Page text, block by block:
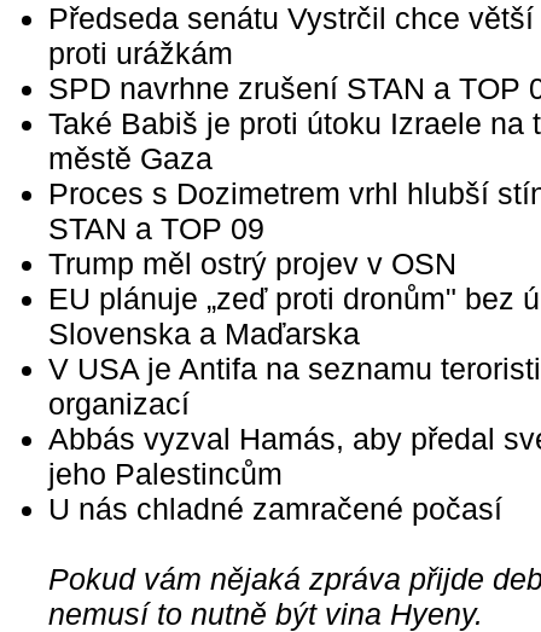
Předseda senátu Vystrčil chce
proti urážkám
SPD navrhne zrušení STAN a TOP
Také Babiš je proti útoku Izraele na
městě Gaza
Proces s Dozimetrem vrhl hlubší
STAN a TOP 09
Trump měl ostrý projev v OSN
EU plánuje „zeď proti dronům" bez
Slovenska a Maďarska
V USA je Antifa na seznamu
organizací
Abbás vyzval Hamás, aby předal
jeho Palestincům
U nás chladné zamračené počasí
Pokud vám nějaká zpráva přijde
nemusí to nutně být vina Hyeny.